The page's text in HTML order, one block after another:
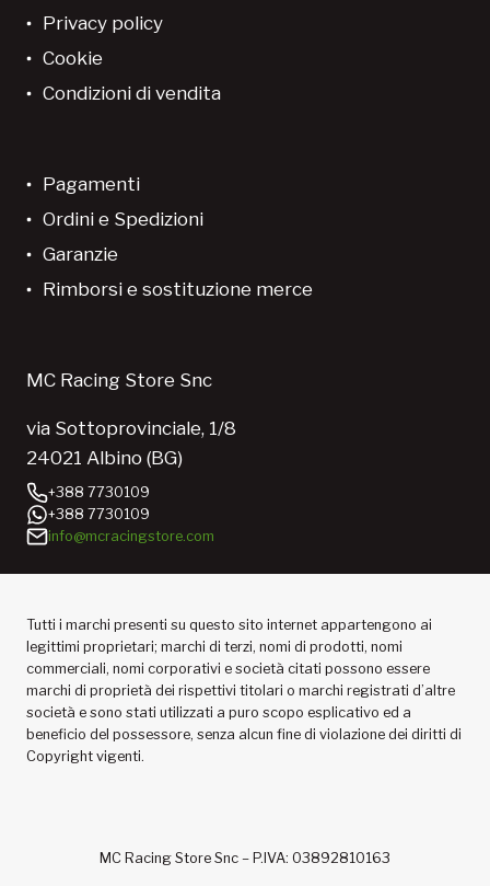
Privacy policy
Cookie
Condizioni di vendita
Pagamenti
Ordini e Spedizioni
Garanzie
Rimborsi e sostituzione merce
MC Racing Store Snc
via Sottoprovinciale, 1/8
24021 Albino (BG)
+388 7730109
+388 7730109
info@mcracingstore.com
Tutti i marchi presenti su questo sito internet appartengono ai
legittimi proprietari; marchi di terzi, nomi di prodotti, nomi
commerciali, nomi corporativi e società citati possono essere
marchi di proprietà dei rispettivi titolari o marchi registrati d’altre
società e sono stati utilizzati a puro scopo esplicativo ed a
beneficio del possessore, senza alcun fine di violazione dei diritti di
Copyright vigenti.
MC Racing Store Snc – P.IVA: 03892810163